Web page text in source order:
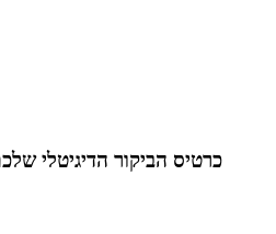
כרטיס הביקור הדיגיטלי